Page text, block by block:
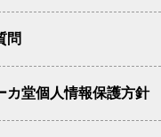
問
カ堂個人情報保護方針